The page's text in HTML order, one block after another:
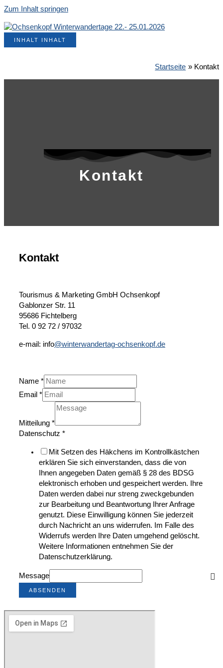
Zum Inhalt springen
INHALT INHALT
Startseite Kontakt
Kontakt
Kontakt
Tourismus & Marketing GmbH Ochsenkopf
Gablonzer Str. 11
95686 Fichtelberg
Tel. 0 92 72 / 97032
e-mail: info@winterwandertag-ochsenkopf.de
Name *
Email *
Mitteilung *
Datenschutz *
Mit Setzen des Häkchens im Kontrollkästchen
erklären Sie sich einverstanden, dass die von
Ihnen angegeben Daten gemäß § 28 des BDSG
elektronisch erhoben und gespeichert werden. Ihre
Daten werden dabei nur streng zweckgebunden
zur Bearbeitung und Beantwortung Ihrer Anfrage
genutzt. Diese Einwilligung können Sie jederzeit
durch Nachricht an uns widerrufen. Im Falle des
Widerrufs werden Ihre Daten umgehend gelöscht.
Weitere Informationen entnehmen Sie der
Datenschutzerklärung.
Message
ABSENDEN